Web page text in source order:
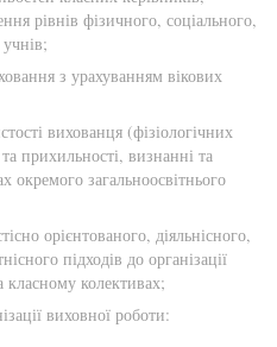
рівнів фізичного, соціального,
з урахуванням вікових
вихованця (фізіологічних
прихильності, визнанні та
окремого загальноосвітнього
орієнтованого, діяльнісного,
підходів до організації
колективах;
виховної роботи: